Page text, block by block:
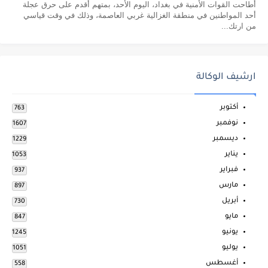
​أطاحت القوات الأمنية في بغداد، اليوم الأحد، بمتهم أقدم على حرق عجلة
أحد المواطنين في منطقة الغزالية غربي العاصمة، وذلك في وقت قياسي
من ارتك...
ارشيف الوكالة
أكتوبر 763
نوفمبر 1607
ديسمبر 1229
يناير 1053
فبراير 937
مارس 897
أبريل 730
مايو 847
يونيو 1245
يوليو 1051
أغسطس 558